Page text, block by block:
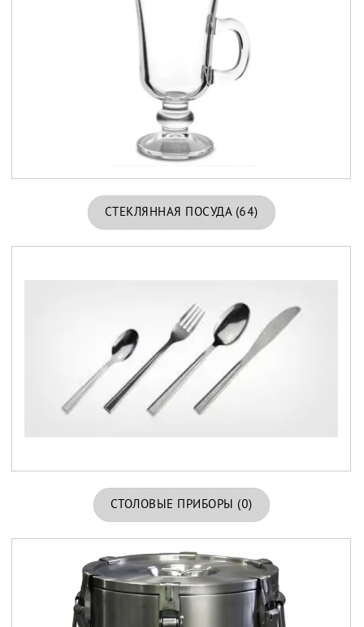
СТЕКЛЯННАЯ ПОСУДА (64)
СТОЛОВЫЕ ПРИБОРЫ (0)